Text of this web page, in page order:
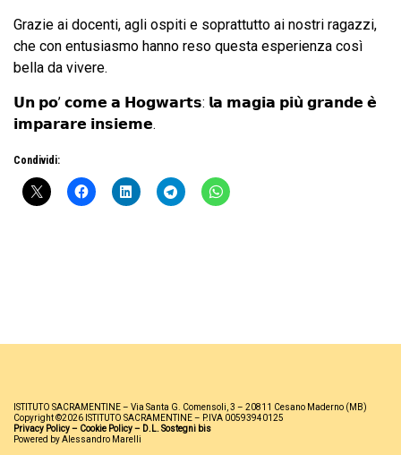
Grazie ai docenti, agli ospiti e soprattutto ai nostri ragazzi,
che con entusiasmo hanno reso questa esperienza così
bella da vivere.
𝗨𝗻 𝗽𝗼’ 𝗰𝗼𝗺𝗲 𝗮 𝗛𝗼𝗴𝘄𝗮𝗿𝘁𝘀: 𝗹𝗮 𝗺𝗮𝗴𝗶𝗮 𝗽𝗶𝘂̀ 𝗴𝗿𝗮𝗻𝗱𝗲 𝗲̀
𝗶𝗺𝗽𝗮𝗿𝗮𝗿𝗲 𝗶𝗻𝘀𝗶𝗲𝗺𝗲.
Condividi:
ISTITUTO SACRAMENTINE – Via Santa G. Comensoli, 3 – 20811 Cesano Maderno (MB)
Copyright ©2026 ISTITUTO SACRAMENTINE – P.IVA 00593940125
Privacy Policy– Cookie Policy– D.L. Sostegni bis
Powered by Alessandro Marelli